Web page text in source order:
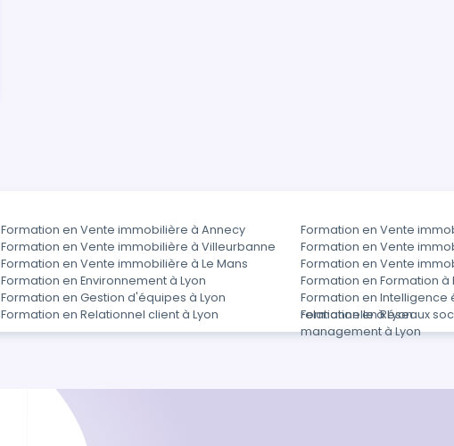
Formation en Vente immobilière à Annecy Formation en Vente
Formation en Vente immobilière à Villeurbanne Formation en Vente
Formation en Vente immobilière à Le Mans Formation en Vente
Formation en Environnement à Lyon Formation en Formation à
Formation en Gestion d'équipes à Lyon
Formation en Intelligence
relationnelle à Lyon
Formation en Relationnel client à Lyon
Formation en Réseaux
management à Lyon